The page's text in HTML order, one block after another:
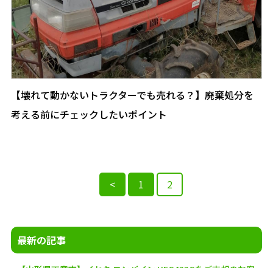
【壊れて動かないトラクターでも売れる？】廃棄処分を
考える前にチェックしたいポイント
の
< 1 2
最新の記事